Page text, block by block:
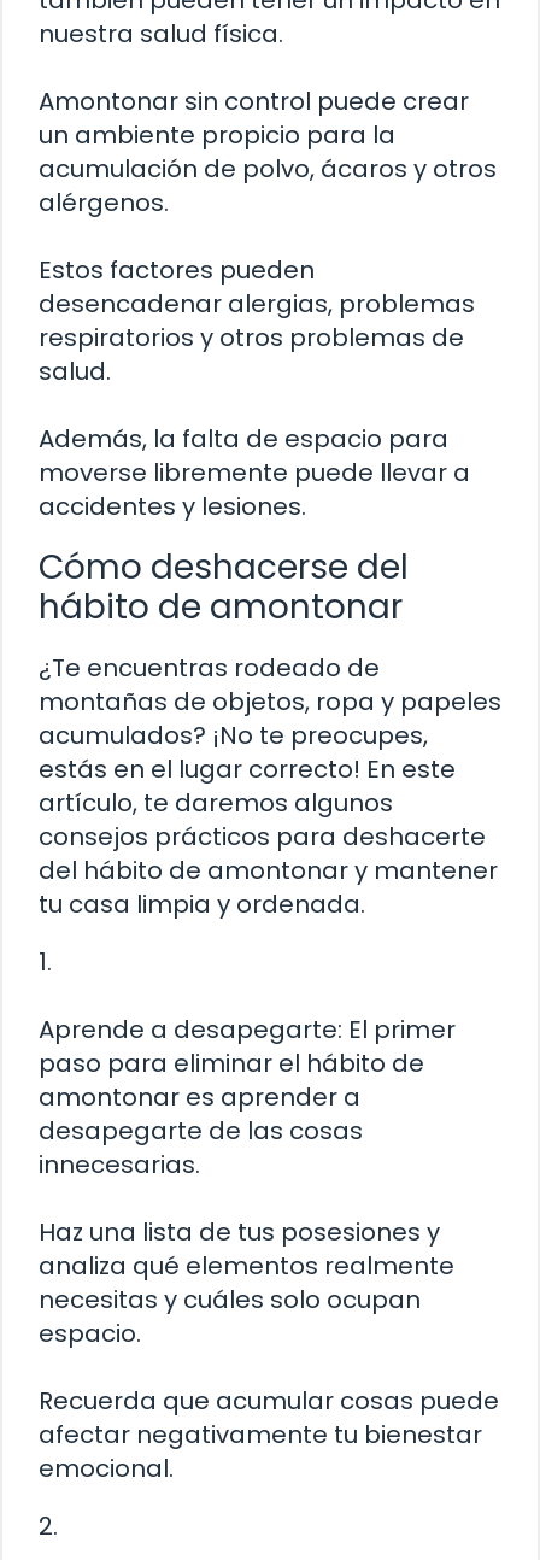
nuestra salud física.
Amontonar sin control puede crear
un ambiente propicio para la
acumulación de polvo, ácaros y otros
alérgenos.
Estos factores pueden
desencadenar alergias, problemas
respiratorios y otros problemas de
salud.
Además, la falta de espacio para
moverse libremente puede llevar a
accidentes y lesiones.
Cómo deshacerse del
hábito de amontonar
¿Te encuentras rodeado de
montañas de objetos, ropa y papeles
acumulados? ¡No te preocupes,
estás en el lugar correcto! En este
artículo, te daremos algunos
consejos prácticos para deshacerte
del hábito de amontonar y mantener
tu casa limpia y ordenada.
1.
Aprende a desapegarte: El primer
paso para eliminar el hábito de
amontonar es aprender a
desapegarte de las cosas
innecesarias.
Haz una lista de tus posesiones y
analiza qué elementos realmente
necesitas y cuáles solo ocupan
espacio.
Recuerda que acumular cosas puede
afectar negativamente tu bienestar
emocional.
2.